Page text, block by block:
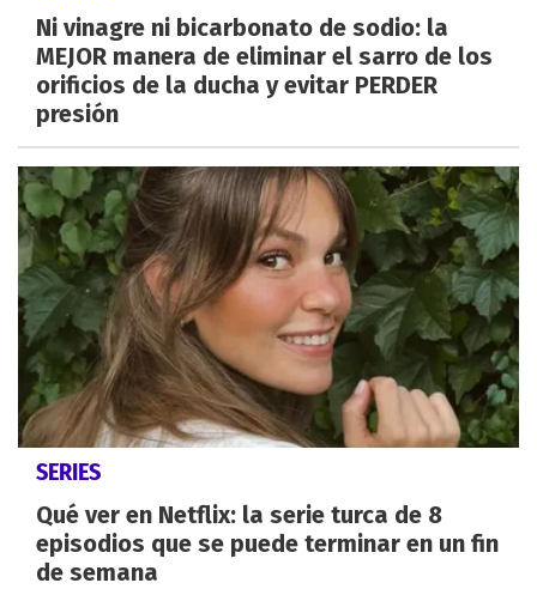
Ni vinagre ni bicarbonato de sodio: la
MEJOR manera de eliminar el sarro de los
orificios de la ducha y evitar PERDER
presión
SERIES
Qué ver en Netflix: la serie turca de 8
episodios que se puede terminar en un fin
de semana